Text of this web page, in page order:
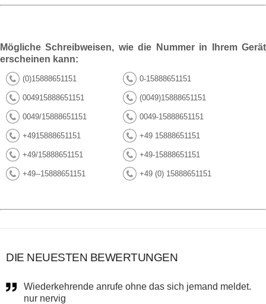
Mögliche Schreibweisen, wie die Nummer in Ihrem Gerät
erscheinen kann:
(0)15888651151 0-15888651151
004915888651151 (0049)15888651151
0049/15888651151 0049-15888651151
+4915888651151 +49 15888651151
+49/15888651151 +49-15888651151
+49--15888651151 +49 (0) 15888651151
DIE NEUESTEN BEWERTUNGEN
Wiederkehrende anrufe ohne das sich jemand meldet.
nur nervig